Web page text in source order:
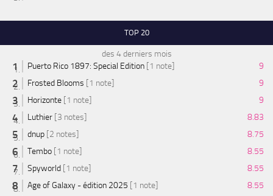
TOP 20
des 4 derniers mois
Puerto Rico 1897: Special Edition [1 note]
9
Frosted Blooms [1 note]
9
Horizonte [1 note]
9
Luthier [3 notes]
8.83
dnup [2 notes]
8.75
Tembo [1 note]
8.55
Spyworld [1 note]
8.55
Age of Galaxy - édition 2025 [1 note]
8.55